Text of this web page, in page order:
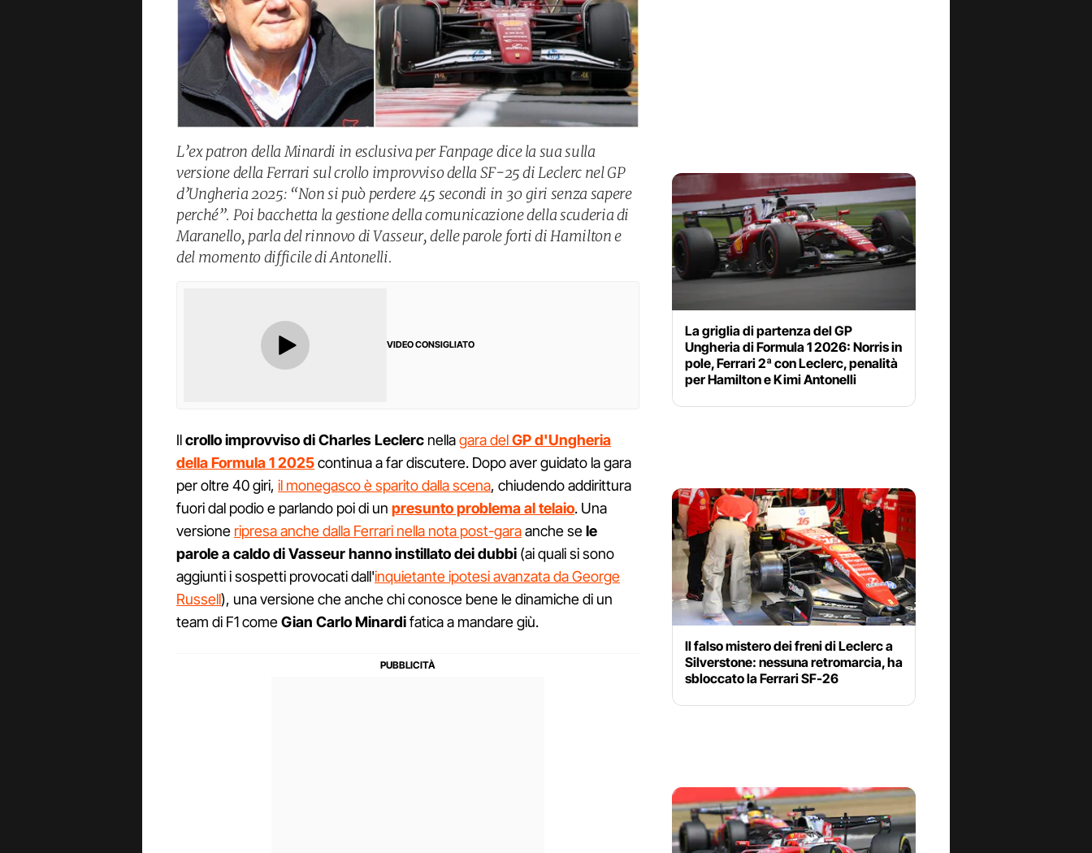
L’ex patron della Minardi in esclusiva per Fanpage dice la sua sulla
versione della Ferrari sul crollo improvviso della SF-25 di Leclerc nel GP
d’Ungheria 2025: “Non si può perdere 45 secondi in 30 giri senza sapere
perché”. Poi bacchetta la gestione della comunicazione della scuderia di
Maranello, parla del rinnovo di Vasseur, delle parole forti di Hamilton e
del momento difficile di Antonelli.
VIDEO CONSIGLIATO
Ilcrollo improvviso di Charles Leclerc nellagara delGP d'Ungheria
della Formula 1 2025continua a far discutere. Dopo aver guidato la gara
per oltre 40 giri, il monegasco è sparito dalla scena, chiudendo addirittura
fuori dal podio e parlando poi di un presunto problema al telaio. Una
versione ripresa anche dalla Ferrari nella nota post-garaanche sele
parole a caldo di Vasseur hanno instillato dei dubbi (ai quali si sono
aggiunti i sospetti provocati dall'inquietante ipotesi avanzata da George
Russell), una versione che anche chi conosce bene le dinamiche di un
team di F1 comeGian Carlo Minardifatica a mandare giù.
La griglia di partenza del GP
Ungheria di Formula 1 2026: Norris in
pole, Ferrari 2ª con Leclerc, penalità
per Hamilton e Kimi Antonelli
Il falso mistero dei freni di Leclerc a
Silverstone: nessuna retromarcia, ha
sbloccato la Ferrari SF-26